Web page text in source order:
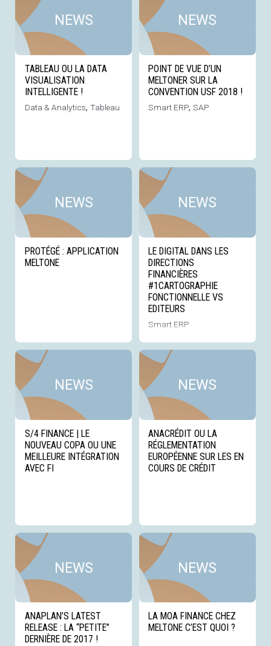
NEWS
TABLEAU OU LA DATA
VISUALISATION
INTELLIGENTE !
Data & Analytics, Tableau
NEWS
POINT DE VUE D’UN
MELTONER SUR LA
CONVENTION USF 2018 !
Smart ERP,SAP
NEWS
PROTÉGÉ : APPLICATION
MELTONE
Voir cette news
NEWS
LE DIGITAL DANS LES
DIRECTIONS
FINANCIÈRES
#1CARTOGRAPHIE
FONCTIONNELLE VS
EDITEURS
Smart ERP
NEWS
S/4 FINANCE | LE
NOUVEAU COPA OU UNE
MEILLEURE INTÉGRATION
AVEC FI
Voir cette news
NEWS
ANACRÉDIT OU LA
RÉGLEMENTATION
EUROPÉENNE SUR LES EN
COURS DE CRÉDIT
NEWS
ANAPLAN’S LATEST
RELEASE : LA “PETITE”
DERNIÈRE DE 2017 !
Voir cette news
NEWS
LA MOA FINANCE CHEZ
MELTONE C’EST QUOI ?